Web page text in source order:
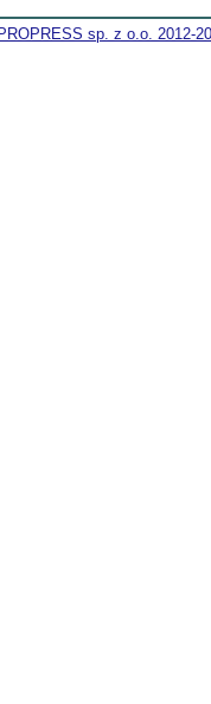
sp. z o.o. 2012-